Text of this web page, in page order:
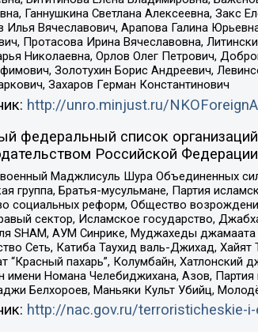
Ганнушкина Светлана Алексеевна, Закс
Илья Вячеславович, Арапова Галина
Протасова Ирина Вячеславовна,
Николаевна, Орлов Олег Петрович,
Золотухин Борис Андреевич,
Захаров Герман Константинович
http://unro.minjust.ru/
федеральный список
Российской
Маджлисуль Шура Объединенных
группа, Братья-мусульмане, Партия
социальных реформ, Общество
сектор, Исламское государство,
SHAM, АУМ Синрике, Муджахеды
Сеть, Катиба Таухид валь-Джихад,
“Красный пахарь”, Колумбайн, Хатлонский
имени Номана Челебиджихана, Азов,
Белхороев, Маньяки Культ Убийц,
http://nac.gov.ru/terroristicheskie-